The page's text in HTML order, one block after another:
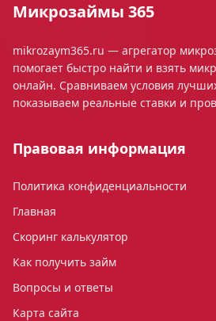
Микрозаймы 365
mikrozaym365.ru — агрегатор
помогает быстро найти и взять
онлайн. Сравниваем условия
показываем реальные ставки и
Правовая информация
Политика конфиденциальности
Главная
Скоринг калькулятор
Как получить займ
Вопросы и ответы
Карта сайта